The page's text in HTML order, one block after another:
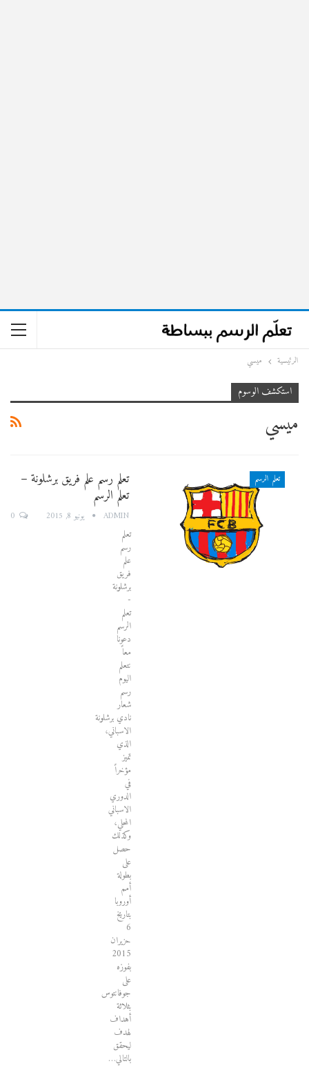
الرئيسية ميسي
استكشف الوسوم
ميسي
تعلم الرسم تعلم رسم علم فريق برشلونة –
تعلم الرسم
ADMIN يونيو 8, 2015
تعلم
رسم
علم
فريق
برشلونة
-
تعلم
الرسم
دعونا
معاً
نتعلم
اليوم
رسم
شعار
نادي برشلونة
الاسباني،
الذي
تميز
مؤخراً
في
الدوري
الاسباني
المحلي،
وكذلك
حصل
على
بطولة
أمم
أوروبا
بتاريخ
6
حزيران
2015
بفوزه
على
جوفانتوس
بثلاثة
أهداف
لهدف
ليحقق
بالتالي…